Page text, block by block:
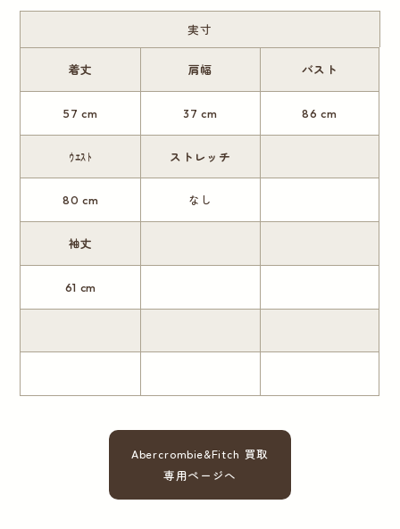
実寸
着丈
57 cm
肩幅
37 cm
バスト
86 cm
ｳｴｽﾄ
80 cm
ストレッチ
なし
袖丈
61 cm
Abercrombie&Fitch 買取
専用ページへ